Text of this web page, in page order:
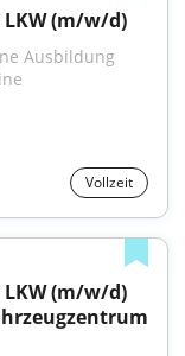
(m/w/d)
Ausbildung
Vollzeit
(m/w/d)